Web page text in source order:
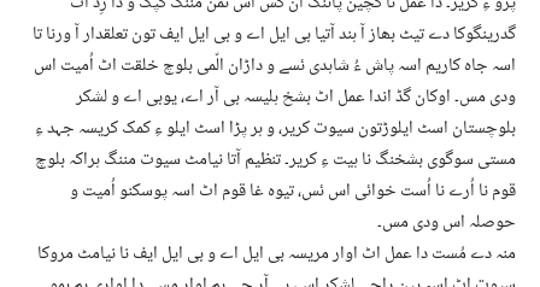
گدرینگوکا دے تیٹ بھاز آ ہند آتیا بی ایل اے و بی ایل ایف تون تعلقدار آ ورنا تا
اسہ جاہ کاریم اسہ پاش ءُ شاہدی ئسے و داڑان الّمی بلوچ خلقت اٹ اُمیت اس
ودی مس۔ اوکان گڈ اندا عمل اٹ بشخ ہلیسہ بی آر اے، یوبی اے و لشکر
بلوچستان اسٹ ایلوڑتون سیوت کریر، و ہر پڑا اسٹ ایلو ءِ کمک کریسہ جہد ءِ
مستی سوگوی بشخنگ نا ہیت ءِ کریر۔ تنظیم آتا نیامٹ سیوت مننگ ہراکہ بلوچ
قوم نا اُرے نا اُست خوائی اس ئس، تیوہ غا قوم اٹ اسہ پوسکنو اُمیت و
حوصلہ اس ودی مس۔
منہ دے مُست دا عمل اٹ اوار مریسہ بی ایل اے و بی ایل ایف نا نیامٹ مروکا